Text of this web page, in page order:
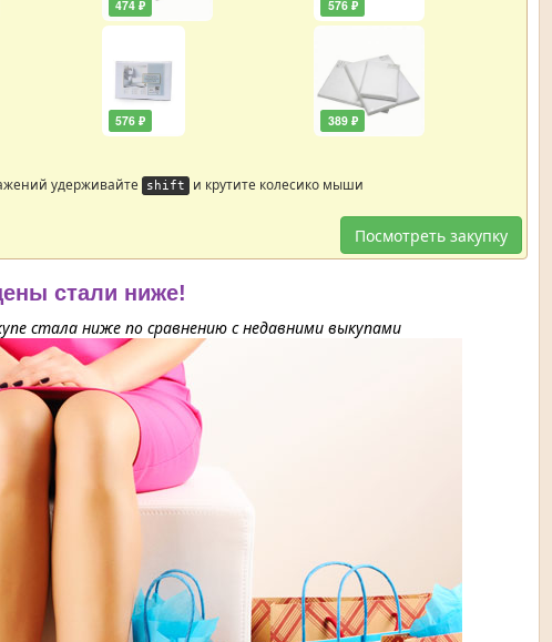
474 ₽
576 ₽
576 ₽
389 ₽
удерживайте shift и крутите колесико мыши
Посмотреть закупку
стали ниже!
стала ниже по сравнению с недавними выкупами